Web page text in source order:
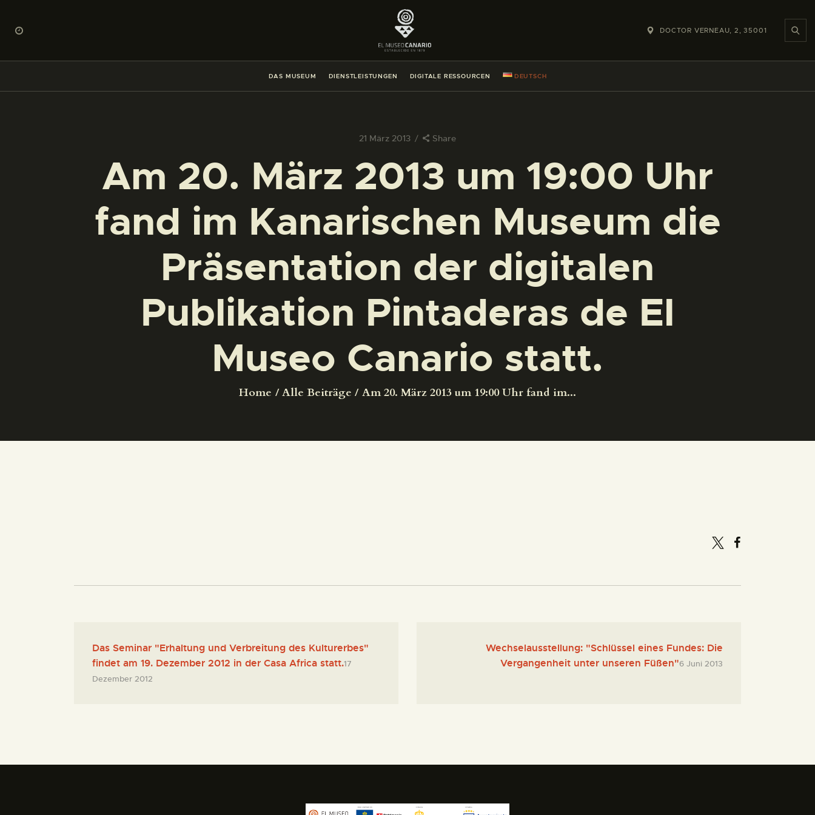
DOCTOR VERNEAU, 2, 35001
DAS MUSEUM DIENSTLEISTUNGEN DIGITALE RESSOURCEN DEUTSCH
21 März 2013 Share
Am 20. März 2013 um 19:00 Uhr
fand im Kanarischen Museum die
Präsentation der digitalen
Publikation Pintaderas de El
Museo Canario statt.
Home Alle Beiträge Am 20. März 2013 um 19:00 Uhr fand im...
DIENSTLEISTUNGEN
DIGITALE RESSOURCEN
DAS MUSEUM
DIENSTLEISTUNGEN
DIGITALE RESSOURCEN
Das Seminar "Erhaltung und Verbreitung des Kulturerbes"
findet am 19. Dezember 2012 in der Casa Africa statt.17
Dezember 2012
Wechselausstellung: "Schlüssel eines Fundes: Die
Vergangenheit unter unseren Füßen"6 Juni 2013